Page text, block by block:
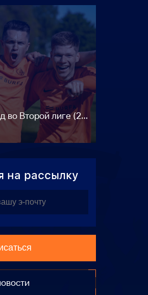
Глава 15. Второй год во Второй лиге (2023)
на рассылку